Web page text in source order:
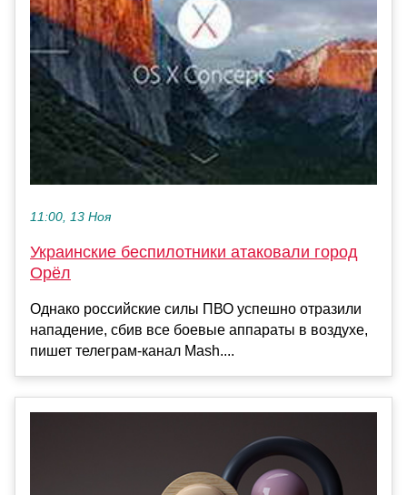
11:00, 13 Ноя
Украинские беспилотники атаковали город
Орёл
Однако российские силы ПВО успешно отразили
нападение, сбив все боевые аппараты в воздухе,
пишет телеграм-канал Mash....